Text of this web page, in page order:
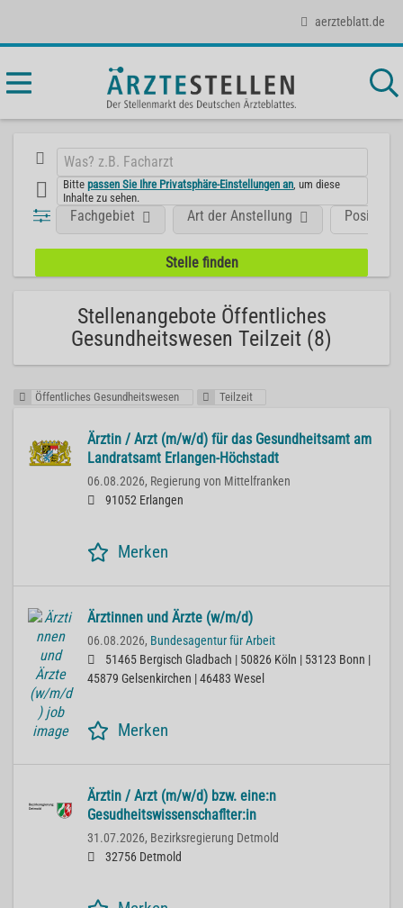
aerzteblatt.de
Bittepassen Sie Ihre Privatsphäre-Einstellungen an , um diese
Inhalte zu sehen.
Position
Fachgebiet Art der Anstellung
Stellenangebote Öffentliches
Gesundheitswesen Teilzeit (8)
Öffentliches Gesundheitswesen Teilzeit
Ärztin / Arzt (m/w/d) für das Gesundheitsamt am
Landratsamt Erlangen-Höchstadt
06.08.2026, Regierung von Mittelfranken
91052 Erlangen
Merken
Ärztinnen und Ärzte (w/m/d)
06.08.2026, Bundesagentur für Arbeit
51465 Bergisch Gladbach | 50826 Köln | 53123 Bonn |
45879 Gelsenkirchen | 46483 Wesel
Merken
Ärztin / Arzt (m/w/d) bzw. eine:n
Gesudheitswissenschaflter:in
31.07.2026, Bezirksregierung Detmold
32756 Detmold